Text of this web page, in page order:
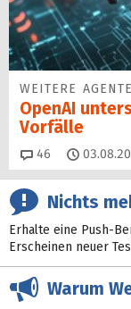
WEITERE
OpenAI
Vorfälle
46 Kommentare
Nichts
Erhalte eine Push-
Erscheinen neuer
Warum